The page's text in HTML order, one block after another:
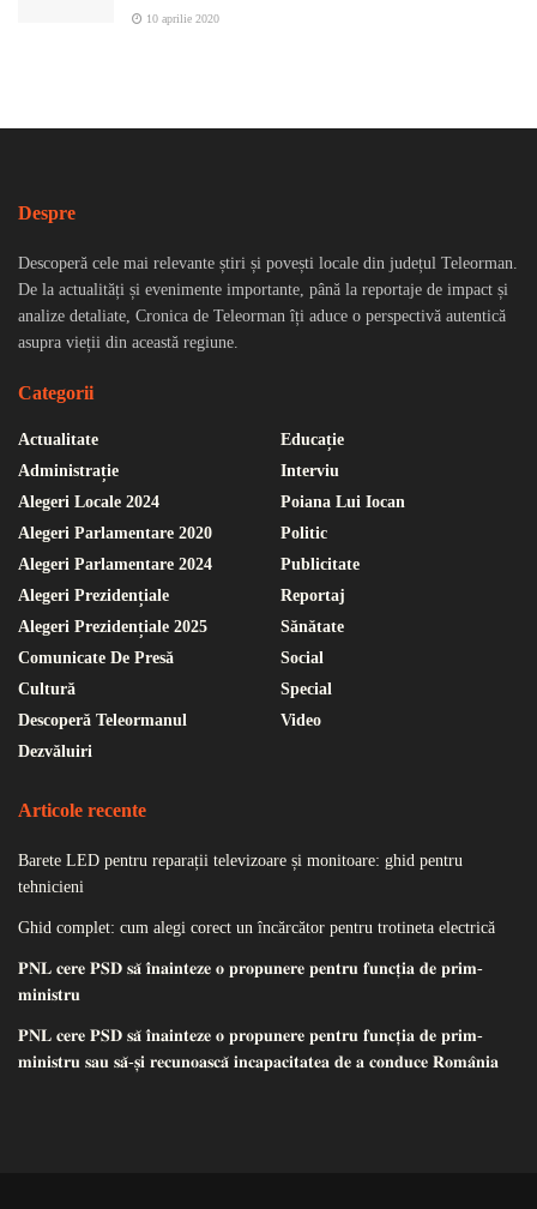
10 aprilie 2020
Despre
Descoperă cele mai relevante știri și povești locale din județul Teleorman.
De la actualități și evenimente importante, până la reportaje de impact și
analize detaliate, Cronica de Teleorman îți aduce o perspectivă autentică
asupra vieții din această regiune.
Categorii
Actualitate
Administrație
Alegeri Locale 2024
Alegeri Parlamentare 2020
Alegeri Parlamentare 2024
Alegeri Prezidențiale
Alegeri Prezidențiale 2025
Comunicate De Presă
Cultură
Descoperă Teleormanul
Dezvăluiri
Educație
Interviu
Poiana Lui Iocan
Politic
Publicitate
Reportaj
Sănătate
Social
Special
Video
Articole recente
Barete LED pentru reparații televizoare și monitoare: ghid pentru
tehnicieni
Ghid complet: cum alegi corect un încărcător pentru trotineta electrică
𝐏𝐍𝐋 𝐜𝐞𝐫𝐞 𝐏𝐒𝐃 𝐬𝐚̆ 𝐢̂𝐧𝐚𝐢𝐧𝐭𝐞𝐳𝐞 𝐨 𝐩𝐫𝐨𝐩𝐮𝐧𝐞𝐫𝐞 𝐩𝐞𝐧𝐭𝐫𝐮 𝐟𝐮𝐧𝐜𝐭̦𝐢𝐚 𝐝𝐞 𝐩𝐫𝐢𝐦-
𝐦𝐢𝐧𝐢𝐬𝐭𝐫𝐮
𝐏𝐍𝐋 𝐜𝐞𝐫𝐞 𝐏𝐒𝐃 𝐬𝐚̆ 𝐢̂𝐧𝐚𝐢𝐧𝐭𝐞𝐳𝐞 𝐨 𝐩𝐫𝐨𝐩𝐮𝐧𝐞𝐫𝐞 𝐩𝐞𝐧𝐭𝐫𝐮 𝐟𝐮𝐧𝐜𝐭̦𝐢𝐚 𝐝𝐞 𝐩𝐫𝐢𝐦-
𝐦𝐢𝐧𝐢𝐬𝐭𝐫𝐮 𝐬𝐚𝐮 𝐬𝐚̆-𝐬̦𝐢 𝐫𝐞𝐜𝐮𝐧𝐨𝐚𝐬𝐜𝐚̆ 𝐢𝐧𝐜𝐚𝐩𝐚𝐜𝐢𝐭𝐚𝐭𝐞𝐚 𝐝𝐞 𝐚 𝐜𝐨𝐧𝐝𝐮𝐜𝐞 𝐑𝐨𝐦𝐚̂𝐧𝐢𝐚